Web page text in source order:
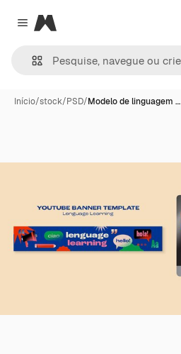
Close menu
Magnific
Início/stock/PSD/Modelo de linguagem …